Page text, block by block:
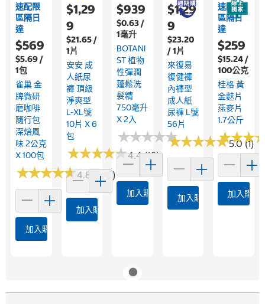
速配限
區隔日
達
$569
$5.69 /
1包
雀巢 金
牌微研
磨咖啡
隨行包
深焙風
味 2公克
X 100包
★★★★★
★★★★★4.8 (376)
加入購物車
$1,29
9
$21.65 /
1片
安安 成
人紙尿
褲 頂級
淨爽型
L-XL號
10片 X 6
包
★★★★★
★★★★★4.4 (16)
加入購物車
$939
$0.63 /
1毫升
BOTANI
ST 植物
性彈潤
蓬鬆洗
髮精
750毫升
X 2入
★★★★★
★★★★★
加入購物車
$1,29
9
$23.20
/ 1片
來復易
復健褲
內褲型
成人紙
尿褲 L號
56片
★★★★★
★★★★★5.0 (1)
加入購物車
速配限
區隔日
達
$259
$15.24 /
100公克
桂格 黃
金麩片
燕麥片
1.7公斤
★★★
★★★
加入購物